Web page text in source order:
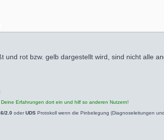
rot bzw. gelb dargestellt wird, sind nicht alle
Deine Erfahrungen dort ein und hilf so anderen Nutzern!
2.0 oderUDS Protokoll wenn die Pinbelegung (Diagnoseleitungen